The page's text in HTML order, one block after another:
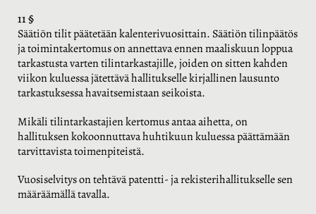
11 §
Säätiön tilit päätetään kalenterivuosittain. Säätiön tilinpäätös
ja toimintakertomus on annettava ennen maaliskuun loppua
tarkastusta varten tilintarkastajille, joiden on sitten kahden
viikon kuluessa jätettävä hallitukselle kirjallinen lausunto
tarkastuksessa havaitsemistaan seikoista.
Mikäli tilintarkastajien kertomus antaa aihetta, on
hallituksen kokoonnuttava huhtikuun kuluessa päättämään
tarvittavista toimenpiteistä.
Vuosiselvitys on tehtävä patentti- ja rekisterihallitukselle sen
määräämällä tavalla.